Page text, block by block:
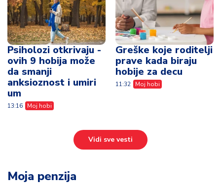
Psiholozi otkrivaju -
ovih 9 hobija može
da smanji
anksioznost i umiri
um
13:16 Moj hobi
Greške koje roditelji
prave kada biraju
hobije za decu
11:32 Moj hobi
Vidi sve vesti
Moja penzija